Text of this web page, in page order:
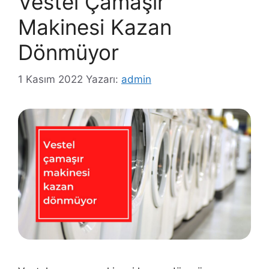
Makinesi Kazan
Dönmüyor
1 Kasım 2022 Yazarı: admin